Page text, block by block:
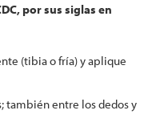
por sus siglas en
(tibia o fría) y aplique
también entre los dedos y